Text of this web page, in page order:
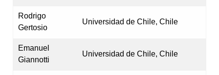
Rodrigo
Gertosio
Universidad de Chile, Chile
Emanuel
Giannotti
Universidad de Chile, Chile